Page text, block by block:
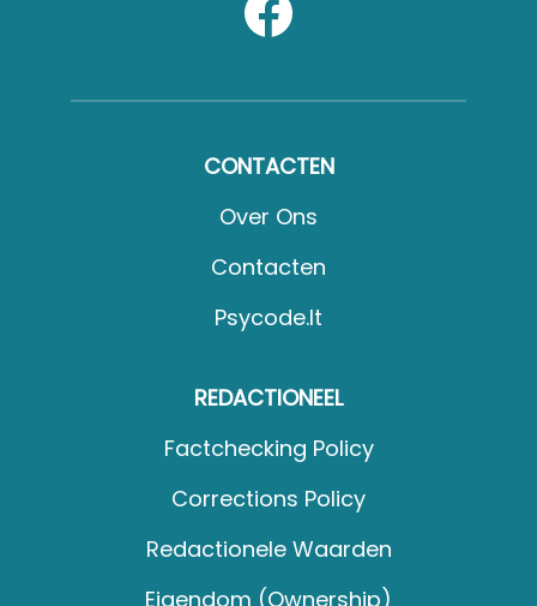
CONTACTEN
Over Ons
Contacten
Psycode.it
REDACTIONEEL
Factchecking Policy
Corrections Policy
Redactionele Waarden
Eigendom (Ownership)